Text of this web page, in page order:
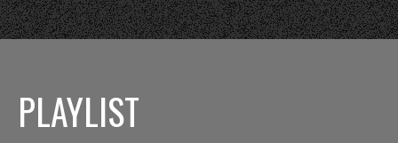
PLAYLIST